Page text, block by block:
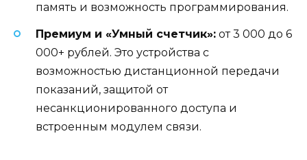
память и возможность программирования.
Премиум и «Умный счетчик»: от 3 000 до 6
000+ рублей. Это устройства с
возможностью дистанционной передачи
показаний, защитой от
несанкционированного доступа и
встроенным модулем связи.